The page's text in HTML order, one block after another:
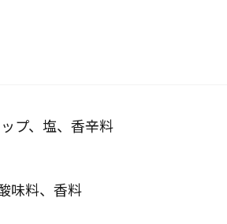
プ、塩、香辛料
味料、香料